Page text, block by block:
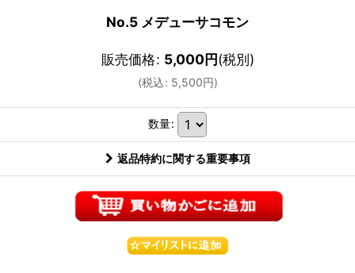
No.5 メデューサコモン
販売価格: 5,000円(税別)
(税込: 5,500円)
数量:
返品特約に関する重要事項